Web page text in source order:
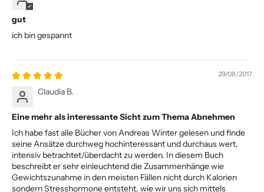
gut
ich bin gespannt
29/08/2017
Claudia B.
Eine mehr als interessante Sicht zum Thema Abnehmen
Ich habe fast alle Bücher von Andreas Winter gelesen und finde
seine Ansätze durchweg hochinteressant und durchaus wert,
intensiv betrachtet/überdacht zu werden. In diesem Buch
beschreibt er sehr einleuchtend die Zusammenhänge wie
Gewichtszunahme in den meisten Fällen nicht durch Kalorien
sondern Stresshormone entsteht, wie wir uns sich mittels